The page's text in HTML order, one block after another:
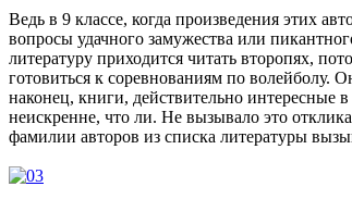
Ведь в 9 классе, когда произведения этих
вопросы удачного замужества или
литературу приходится читать второпях,
готовиться к соревнованиям по волейболу.
наконец, книги, действительно интересные
неискренне, что ли. Не вызывало это
фамилии авторов из списка литературы